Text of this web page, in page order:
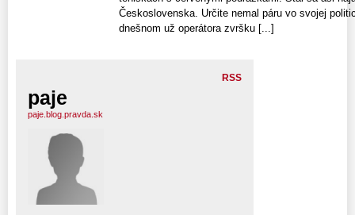
Československa. Určite nemal páru vo svojej
dnešnom už operátora zvršku [...]
RSS
paje
paje.blog.pravda.sk